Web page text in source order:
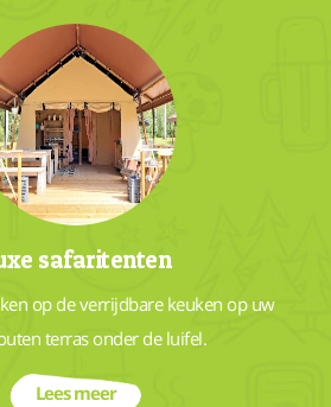
safaritenten
op de verrijdbare keuken op uw
terras onder de luifel.
Lees meer